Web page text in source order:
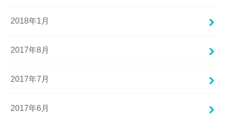
2018年1月
2017年8月
2017年7月
2017年6月